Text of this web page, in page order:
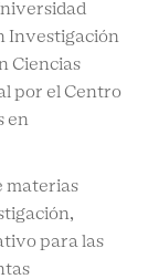
Investigación
Ciencias
por el Centro
en
materias
para las